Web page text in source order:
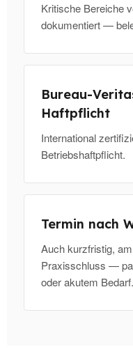
Kritische Bereiche
dokumentiert —
Bureau-
Haftpflicht
International
Betriebshaftpflicht.
Termin nach
Auch kurzfristig,
Praxisschluss —
oder akutem Bedarf.